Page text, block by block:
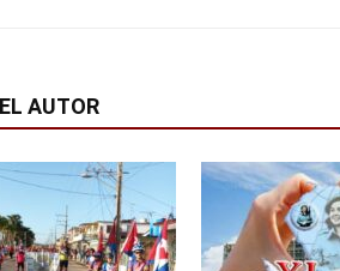
AUTOR